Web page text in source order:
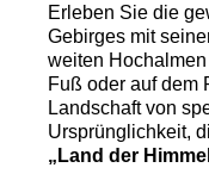
Erleben Sie die
Gebirges mit
weiten
Fuß oder auf dem
Landschaft von
Ursprünglichkeit,
„Land der